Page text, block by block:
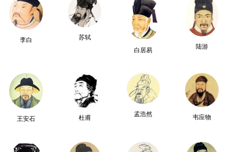
李白
苏轼
白居易
陆游
王安石 杜甫
孟浩然 韦应物